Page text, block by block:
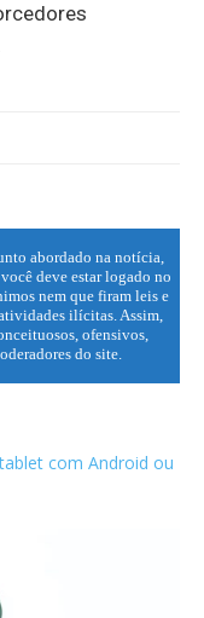
abordado na notícia,
deve estar logado no
nem que firam leis e
ilícitas. Assim,
ofensivos,
do site.